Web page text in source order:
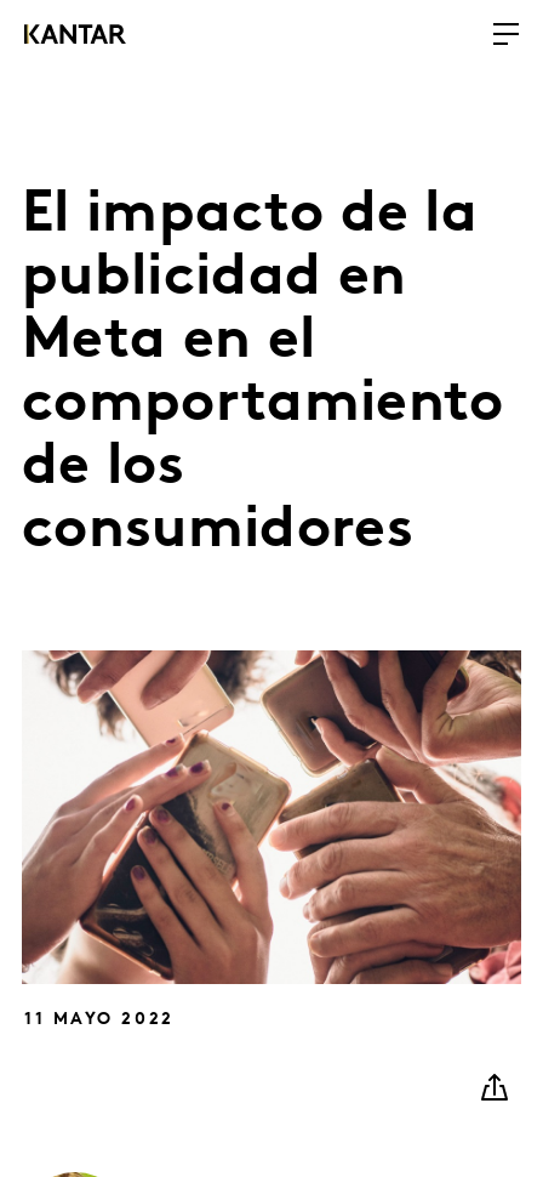
El impacto de la
publicidad en
Meta en el
comportamiento
de los
consumidores
11 MAYO 2022